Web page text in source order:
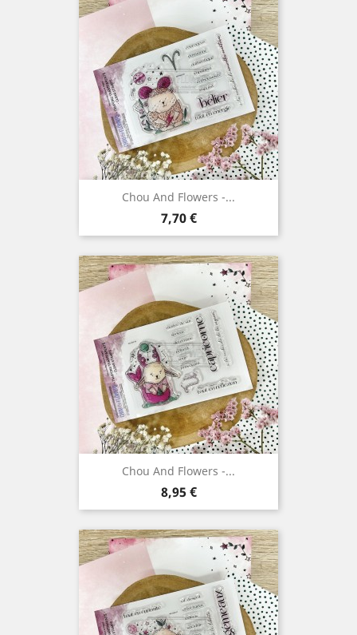
Chou And Flowers -...
Prix
7,70 €
Chou And Flowers -...
Prix
8,95 €